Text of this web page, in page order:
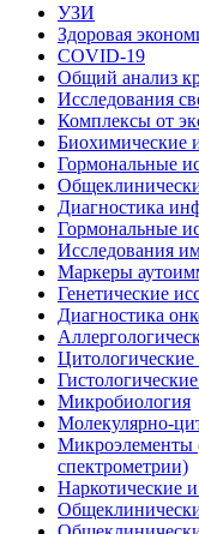
УЗИ
Здоровая
COVID-19
Общий анализ
Исследования
Комплексы от
Биохимические
Гормональные
Диагностика
Гормональные
Исследования
Маркеры
Генетические
Диагностика
Цитологические
Микробиология
Молекулярно-
Микроэлементы
спектрометрии)
Наркотические